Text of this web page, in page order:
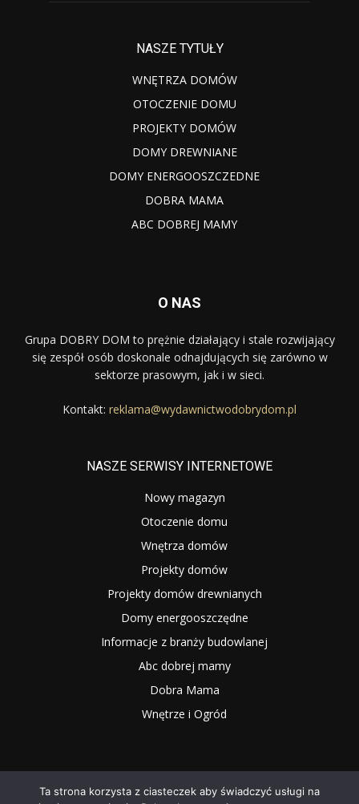
NASZE TYTUŁY
WNĘTRZA DOMÓW
OTOCZENIE DOMU
PROJEKTY DOMÓW
DOMY DREWNIANE
DOMY ENERGOOSZCZEDNE
DOBRA MAMA
ABC DOBREJ MAMY
O NAS
Grupa DOBRY DOM to prężnie działający i stale rozwijający
się zespół osób doskonale odnajdujących się zarówno w
sektorze prasowym, jak i w sieci.
Kontakt: reklama@wydawnictwodobrydom.pl
NASZE SERWISY INTERNETOWE
Nowy magazyn
Otoczenie domu
Wnętrza domów
Projekty domów
Projekty domów drewnianych
Domy energooszczędne
Informacje z branży budowlanej
Abc dobrej mamy
Dobra Mama
Wnętrze i Ogród
Ta strona korzysta z ciasteczek aby świadczyć usługi na